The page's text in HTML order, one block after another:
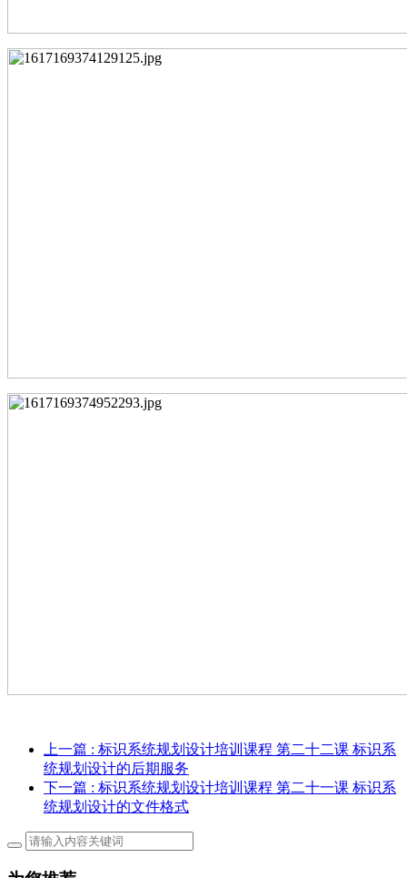
上一篇 : 标识系统规划设计培训课程 第二十二课 标识系
统规划设计的后期服务
下一篇 : 标识系统规划设计培训课程 第二十一课 标识系
统规划设计的文件格式